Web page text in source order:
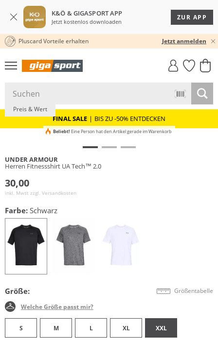
K&Ö & GIGASPORT APP
Jetzt kostenlos downloaden
ZUR APP
30 TAGE RÜCKGABERECHT
Pluscard Vorteile erhalten Jetzt anmelden
GIGASTYLE
FAHRRAD­
MUST-HAVE
FINAL SALE | BIS ZU -50% ENTDECKEN
Preis & Wert
Beliebt! Eine Person hat den Artikel gerade im Warenkorb
UNDER ARMOUR
Herren Fitnessshirt UA Tech™ 2.0
30,00
inkl. Mwst zzgl. Versandkosten
Farbe: Schwarz
Größe: Größentabelle
Welche Größe passt mir?
S M L XL XXL